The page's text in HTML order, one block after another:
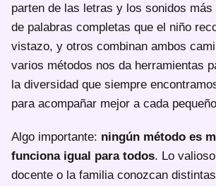
parten de las letras y los sonidos más
de palabras completas que el niño
vistazo, y otros combinan ambos
varios métodos nos da herramientas
la diversidad que siempre
para acompañar mejor a cada
Algo importante: ningún método es
funciona igual para todos. Lo
docente o la familia conozcan